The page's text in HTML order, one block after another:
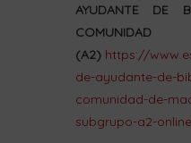
AYUDANTE DE
(A2) https://
de-ayudante-de-
comunidad-de-
subgrupo-a2-online